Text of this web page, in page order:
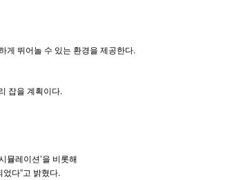
게 뛰어놀 수 있는 환경을 제공한다.
잡을 계획이다.
뮬레이션’을 비롯해
다”고 밝혔다.